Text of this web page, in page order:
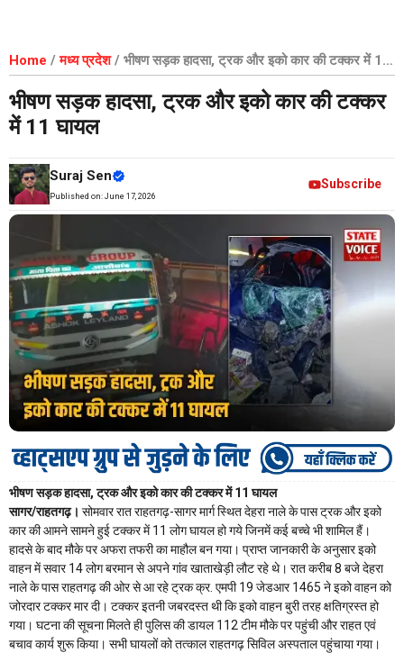
Home /मध्य प्रदेश/ भीषण सड़क हादसा, ट्रक और इको कार की टक्कर में 11
घायल
भीषण सड़क हादसा, ट्रक और इको कार की टक्कर
में 11 घायल
Suraj Sen
Published on: June 17, 2026
Subscribe
भीषण सड़क हादसा, ट्रक और इको कार की टक्कर में 11 घायल
सागर/राहतगढ़। सोमवार रात राहतगढ़-सागर मार्ग स्थित देहरा नाले के पास ट्रक और इको
कार की आमने सामने हुई टक्कर में 11 लोग घायल हो गये जिनमें कई बच्चे भी शामिल हैं।
हादसे के बाद मौके पर अफरा तफरी का माहौल बन गया। प्राप्त जानकारी के अनुसार इको
वाहन में सवार 14 लोग बरमान से अपने गांव खाताखेड़ी लौट रहे थे। रात करीब 8 बजे देहरा
नाले के पास राहतगढ़ की ओर से आ रहे ट्रक क्र. एमपी 19 जेडआर 1465 ने इको वाहन को
जोरदार टक्कर मार दी। टक्कर इतनी जबरदस्त थी कि इको वाहन बुरी तरह क्षतिग्रस्त हो
गया। घटना की सूचना मिलते ही पुलिस की डायल 112 टीम मौके पर पहुंची और राहत एवं
बचाव कार्य शुरू किया। सभी घायलों को तत्काल राहतगढ़ सिविल अस्पताल पहुंचाया गया।